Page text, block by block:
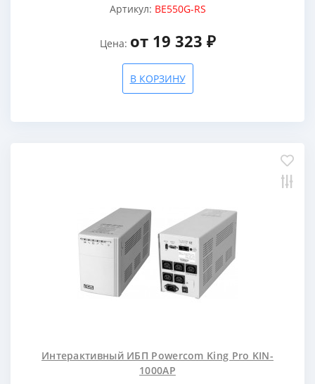
Артикул: BE550G-RS
Цена: от 19 323 ₽
В КОРЗИНУ
Интерактивный ИБП Powercom King Pro KIN-
1000AP